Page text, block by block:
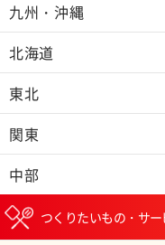
九州・沖縄
北海道
東北
関東
中部
つくりたいもの・サ